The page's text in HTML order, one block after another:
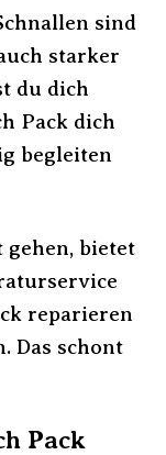
sind
starker
du dich
Pack dich
begleiten
gehen, bietet
reparieren
Das schont
Pack